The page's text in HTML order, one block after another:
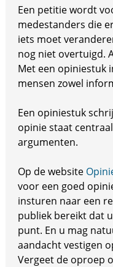
Een petitie wordt
medestanders die
iets moet
nog niet overtuigd.
Met een opiniestuk
mensen zowel
Een opiniestuk
opinie staat
argumenten.
Op de website
voor een goed
insturen naar een
publiek bereikt dat
punt. En u mag
aandacht vestigen
Vergeet de oproep